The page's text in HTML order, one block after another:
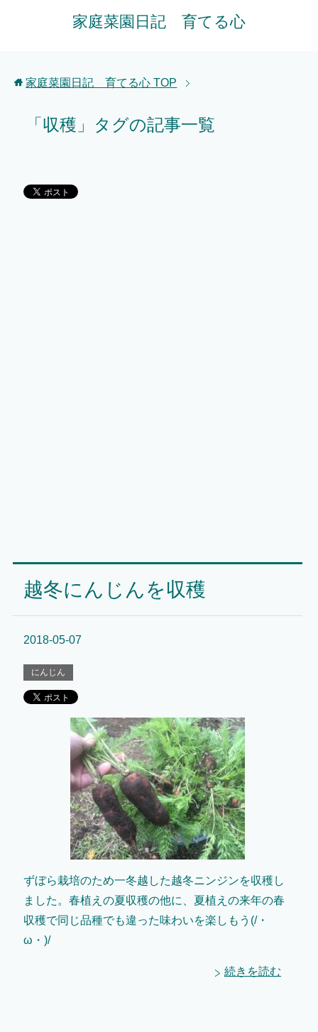
家庭菜園日記 育てる心
家庭菜園日記 育てる心 TOP
「収穫」タグの記事一覧
越冬にんじんを収穫
2018-05-07
にんじん
ずぼら栽培のため一冬越した越冬ニンジンを収穫し
ました。春植えの夏収穫の他に、夏植えの来年の春
収穫で同じ品種でも違った味わいを楽しもう(/・
ω・)/
続きを読む